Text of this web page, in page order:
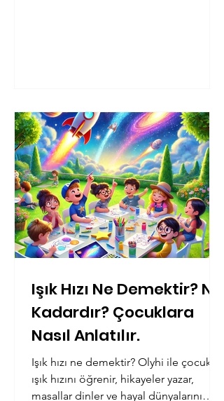
Işık Hızı Ne Demektir? Ne
Kadardır? Çocuklara
Nasıl Anlatılır.
Işık hızı ne demektir? Olyhi ile çocuklar
ışık hızını öğrenir, hikayeler yazar,
masallar dinler ve hayal dünyalarını